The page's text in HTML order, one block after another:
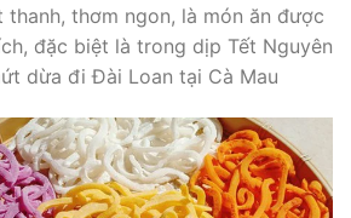
thơm ngon, là món ăn được
đặc biệt là trong dịp Tết Nguyên
dừa đi Đài Loan tại Cà Mau